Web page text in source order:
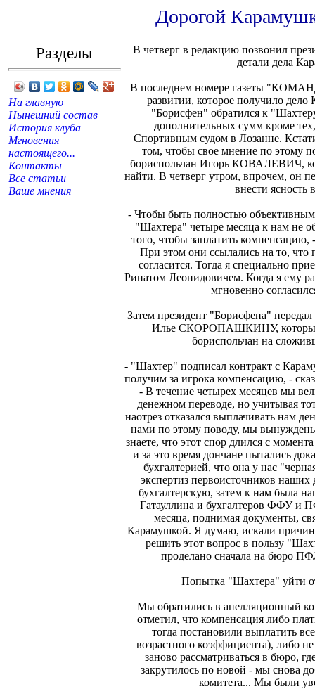
Дорогой
Разделы
На главную
Нынешний состав
История клуба
Мгновения
настоящего...
Контакты
Все статьи
Ваше мнения
В четверг в редакцию позвонил
детали дела
В последнем номере газеты
развитии, которое получило
"Борисфен" обратился к
дополнительных сумм кроме
Спортивным судом в Лозанне.
том, чтобы свое мнение по этому
бориспольчан Игорь КОВАЛЕВИЧ,
найти. В четверг утром, впрочем, он
внести ясность
- Чтобы быть полностью
"Шахтера" четыре месяца к нам не
того, чтобы заплатить
При этом они ссылались на то, что
согласится. Тогда я специально
Ринатом Леонидовичем. Когда я ему
мгновенно
Затем президент "Борисфена"
Илье СКОРОПАШКИНУ, который
бориспольчан на
- "Шахтер" подписал контракт с
получим за игрока компенсацию, -
- В течение четырех месяцев мы
денежном переводе, но учитывая
наотрез отказался выплачивать нам
нами по этому поводу, мы
знаете, что этот спор длился с
и за это время дончане пытались
бухгалтерией, что она у нас
экспертиз первоисточников
бухгалтерскую, затем к нам была
Гатауллина и бухгалтеров ФФУ и
месяца, поднимая документы,
Карамушкой. Я думаю, искали
решить этот вопрос в пользу
проделано сначала на бюро
Попытка "Шахтера" уйти
Мы обратились в апелляционный
отметил, что компенсация либо
тогда постановили выплатить
возрастного коэффициента), либо
заново рассматриваться в бюро,
закрутилось по новой - мы снова
комитета... Мы были